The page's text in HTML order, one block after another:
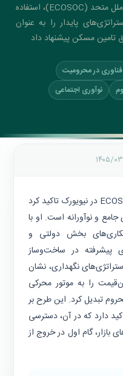
رئیس جهانی FIABCI در مجمع سازمان ملل متحد (ECOSOC)، استفاده
پایدار را به عنوان
تامین مسکن پیشنهاد داد
فناوری در محرومیت
نوآوری اجتماعی
۰۳/۱۹
بودیارسا ساستراویناتا در نشست ECOSOC در نیویورک تاکید کرد
و نوآورانه است. او با
بخش دولتی و
پیشرفته در ساخت‌وساز
نگهداری، نشان
را به موتور محرکی
تبدیل کرد. این طرح بر
دارد که در آن، دسترسی
بازار، گام اول در خروج از